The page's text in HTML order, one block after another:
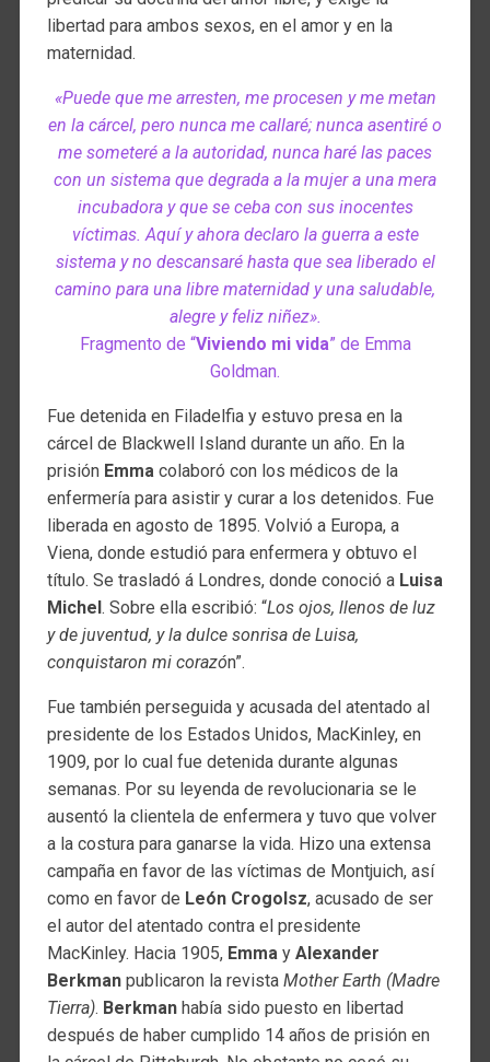
libertad para ambos sexos, en el amor y en la
maternidad.
«Puede que me arresten, me procesen y me metan
en la cárcel, pero nunca me callaré; nunca asentiré o
me someteré a la autoridad, nunca haré las paces
con un sistema que degrada a la mujer a una mera
incubadora y que se ceba con sus inocentes
víctimas. Aquí y ahora declaro la guerra a este
sistema y no descansaré hasta que sea liberado el
camino para una libre maternidad y una saludable,
alegre y feliz niñez».
Fragmento de “Viviendo mi vida” de Emma
Goldman.
Fue detenida en Filadelfia y estuvo presa en la
cárcel de Blackwell Island durante un año. En la
prisión Emmacolaboró con los médicos de la
enfermería para asistir y curar a los detenidos. Fue
liberada en agosto de 1895. Volvió a Europa, a
Viena, donde estudió para enfermera y obtuvo el
título. Se trasladó á Londres, donde conoció a Luisa
Michel. Sobre ella escribió: “Los ojos, llenos de luz
y de juventud, y la dulce sonrisa de Luisa,
conquistaron mi corazón”.
Fue también perseguida y acusada del atentado al
presidente de los Estados Unidos, MacKinley, en
1909, por lo cual fue detenida durante algunas
semanas. Por su leyenda de revolucionaria se le
ausentó la clientela de enfermera y tuvo que volver
a la costura para ganarse la vida. Hizo una extensa
campaña en favor de las víctimas de Montjuich, así
como en favor de León Crogolsz, acusado de ser
el autor del atentado contra el presidente
MacKinley. Hacia 1905, Emmay Alexander
Berkmanpublicaron la revista Mother Earth (Madre
Tierra). Berkmanhabía sido puesto en libertad
después de haber cumplido 14 años de prisión en